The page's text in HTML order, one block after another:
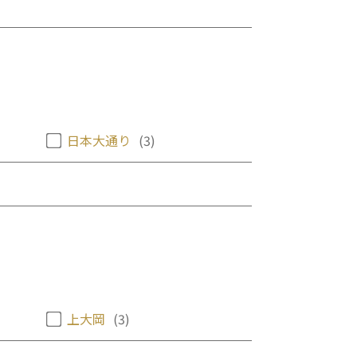
日本大通り (3)
上大岡 (3)